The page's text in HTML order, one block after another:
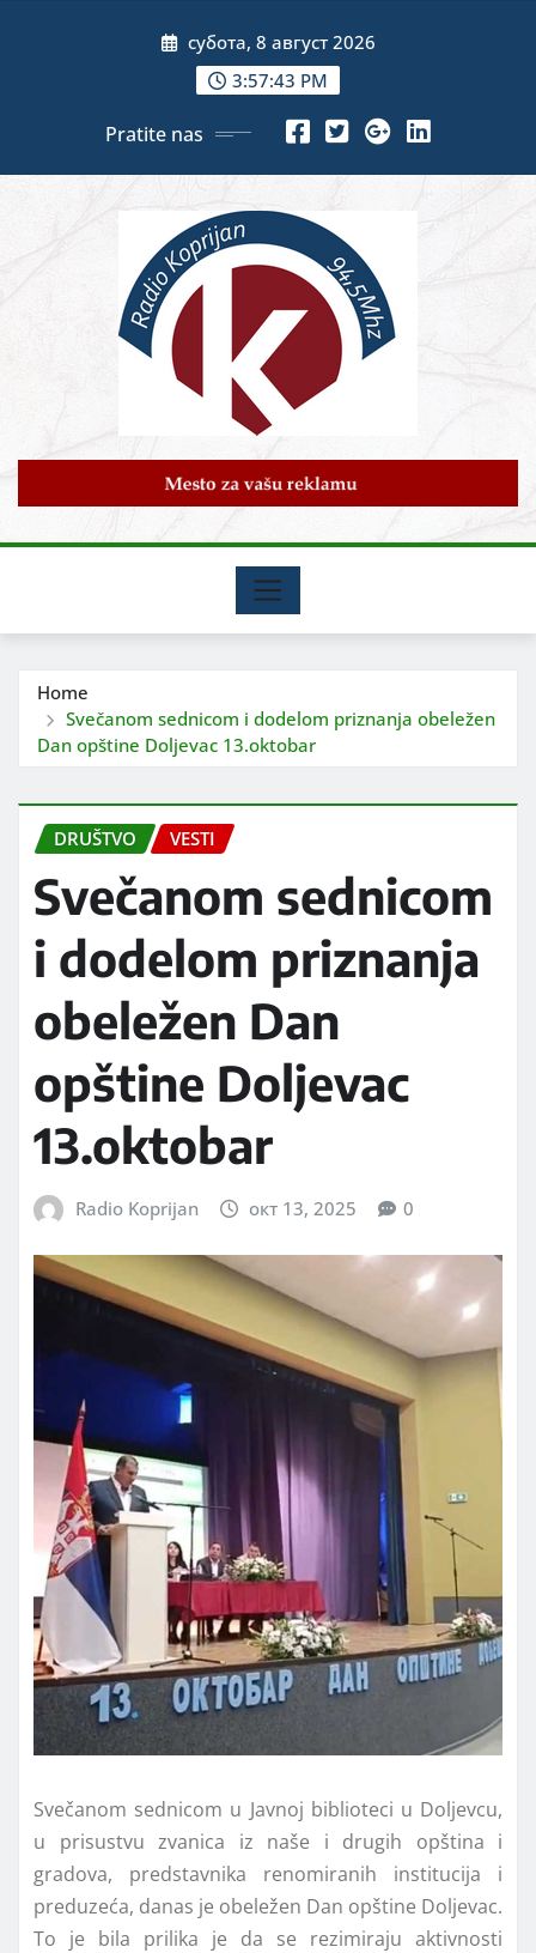
субота, 8 август 2026
3:57:44 PM
Pratite nas
Home
Svečanom sednicom i dodelom priznanja obeležen
Dan opštine Doljevac 13.oktobar
DRUŠTVO VESTI
Svečanom sednicom
i dodelom priznanja
obeležen Dan
opštine Doljevac
13.oktobar
Radio Koprijan окт 13, 2025 0
Svečanom sednicom u Javnoj biblioteci u Doljevcu,
u prisustvu zvanica iz naše i drugih opština i
gradova, predstavnika renomiranih institucija i
preduzeća, danas je obeležen Dan opštine Doljevac.
To je bila prilika je da se rezimiraju aktivnosti